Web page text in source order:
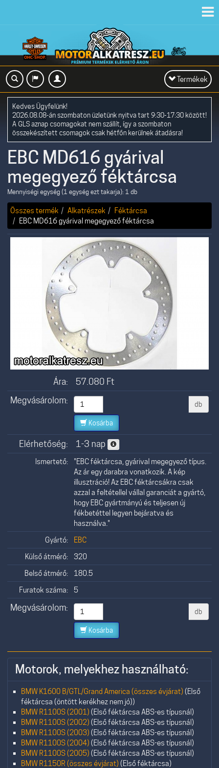
Toggle
navigation
Termékek
Kedves Ügyfelünk!
2026.08.08-án szombaton üzletünk nyitva tart 9:30-17:30 között!
A GLS aznap csomagokat nem szállít, így a szombaton
összekészített csomagok csak hétfőn kerülnek átadásra!
EBC MD616 gyárival
megegyező féktárcsa
Mennyiségi egység (1 egység ezt takarja): 1 db
Összes termék Alkatrészek
Féktárcsa
EBC MD616 gyárival megegyező féktárcsa
Ára: 57.080 Ft
Megvásárolom:
db
Kosárba
Elérhetőség: 1-3 nap
Ismertető:
"EBC féktárcsa, gyárival megegyező típus.
Az ár egy darabra vonatkozik. A kép
illusztráció! Az EBC féktárcsákra csak
azzal a feltétellel vállal garanciát a gyártó,
hogy EBC gyártmányú és teljesen új
fékbetéttel legyen bejáratva és
használva."
Gyártó:
EBC
Külső átmérő:
320
Belső átmérő:
180.5
Furatok száma:
5
Megvásárolom: db
Kosárba
Motorok, melyekhez használható:
BMW K1600 B/GTL/Grand America (összes évjárat) (Első
féktárcsa (öntött kerékhez nem jó))
BMW R1100S (2001) (Első féktárcsa ABS-es típusnál)
BMW R1100S (2002) (Első féktárcsa ABS-es típusnál)
BMW R1100S (2003) (Első féktárcsa ABS-es típusnál)
BMW R1100S (2004) (Első féktárcsa ABS-es típusnál)
BMW R1100S (2005) (Első féktárcsa ABS-es típusnál)
BMW R1150R (összes évjárat) (Első féktárcsa)